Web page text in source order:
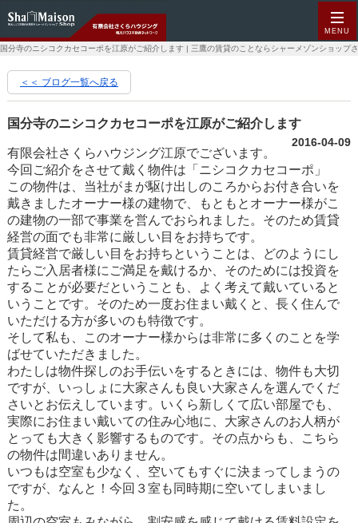
MENU
国分寺のニシコクカセコーポを江原がご紹介します | 三鷹の賃貸のことならシャーメゾンショップ
＜＜ ブログ一覧へ戻る
国分寺のニシコクカセコーポを江原がご紹介します
2016-04-09
有限会社さくらハウジング江原でございます。
今回ご紹介をさせて戴く物件は「ニシコクカセコーポ」
この物件は、当社がまが駆け出しのころからお付き合いを
戴きましたオーナー様の建物で、もともとオーナー様がこ
の建物の一部で事業を営んでおられました。そのため賃貸
経営の面でも非常に厳しい目をお持ちです。
賃貸経営で厳しい目をお持ちということは、どのようにし
たらご入居者様にご満足を戴けるか、そのためには投資を
することが必要だということも、よく考えて戴いていると
いうことです。そのため一度お住まい戴くと、長く住んで
いただける方が多いのも特徴です。
そして私も、このオーナー様からは非常に多くのことを学
ばせていただきました。
わたしは物件探しのお手伝いをするときには、物件も大切
ですが、いっしょに大家さんも良い大家さんを選んでくだ
さいとお伝えしています。いくら新しくて広い部屋でも、
実際にお住まい戴いての住み心地に、大家さんのお人柄が
とっても大きく影響するものです。その点からも、こちら
の物件は間違いありません。
いつもは空室も少なく、空いてもすぐに決まってしまうの
ですが、なんと！今回３室も同時期に空いてしまいまし
た。